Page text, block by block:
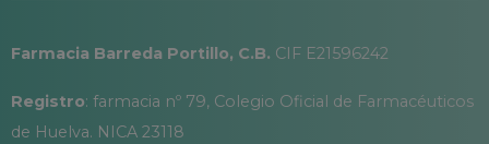
Farmacia Barreda Portillo, C.B. CIF E21596242
Registro: farmacia nº 79, Colegio Oficial de Farmacéuticos
de Huelva. NICA 23118